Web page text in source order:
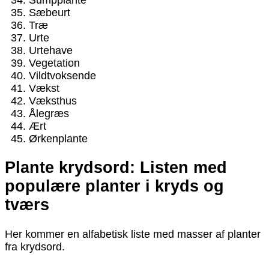
Sæbeurt
Træ
Urte
Urtehave
Vegetation
Vildtvoksende
Vækst
Væksthus
Ålegræs
Ært
Ørkenplante
Plante krydsord: Listen med
populære planter i kryds og
tværs
Her kommer en alfabetisk liste med masser af planter
fra krydsord.